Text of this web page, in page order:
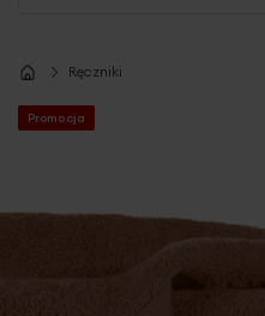
Ręczniki
Promocja